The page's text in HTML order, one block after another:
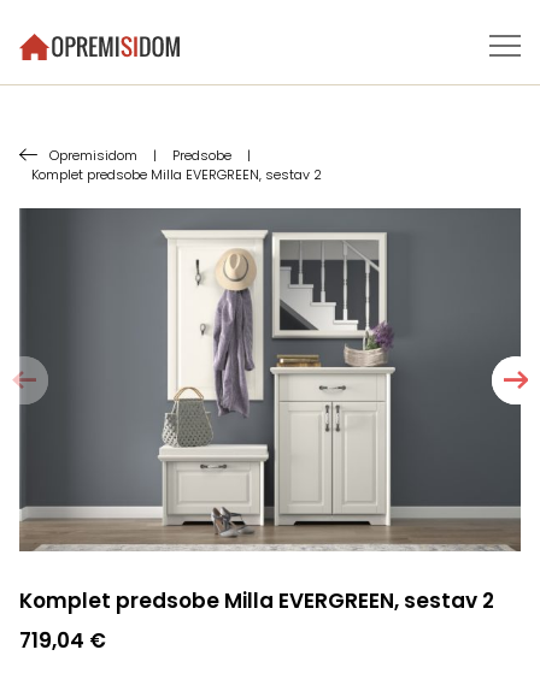
Opremisidom | Predsobe
|
Komplet predsobe Milla EVERGREEN, sestav 2
Komplet predsobe Milla EVERGREEN, sestav 2
719,04 €